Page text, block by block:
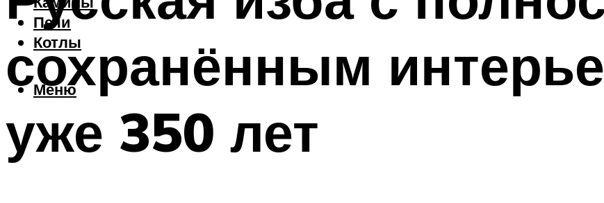
Печи
Котлы
Меню
сохранённым
уже 350 лет